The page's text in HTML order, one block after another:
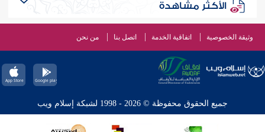
الأكثر مشاهدة
وثيقة الخصوصية اتفاقية الخدمة اتصل بنا من نحن
جميع الحقوق محفوظة © 2026 - 1998 لشبكة إسلام ويب